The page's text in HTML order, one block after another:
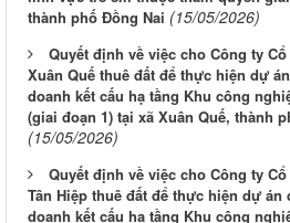
thành phố Đồng Nai (15/05/2026)
Quyết định về việc cho Công ty
Xuân Quế thuê đất để thực hiện dự
doanh kết cấu hạ tầng Khu công
(giai đoạn 1) tại xã Xuân Quế, thành
(15/05/2026)
Quyết định về việc cho Công ty
Tân Hiệp thuê đất để thực hiện dự
doanh kết cấu hạ tầng Khu công